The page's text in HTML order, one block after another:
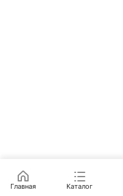
Главная Каталог